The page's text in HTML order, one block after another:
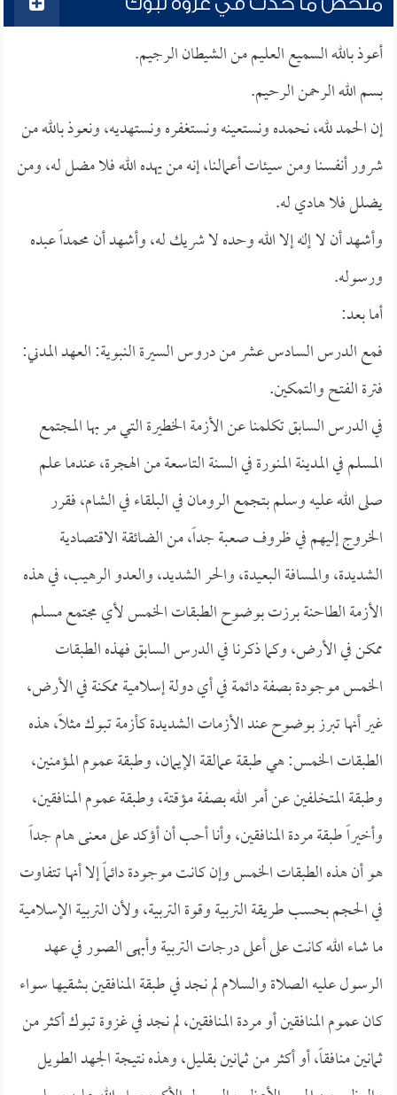
أعوذ بالله السميع العليم من الشيطان الرجيم.
بسم الله الرحمن الرحيم.
إن الحمد لله، نحمده ونستعينه ونستغفره ونستهديه، ونعوذ بالله من
شرور أنفسنا ومن سيئات أعمالنا، إنه من يهده الله فلا مضل له، ومن
يضلل فلا هادي له.
وأشهد أن لا إله إلا الله وحده لا شريك له، وأشهد أن محمداً عبده
ورسوله.
أما بعد:
فمع الدرس السادس عشر من دروس السيرة النبوية: العهد المدني:
فترة الفتح والتمكين.
في الدرس السابق تكلمنا عن الأزمة الخطيرة التي مر بها المجتمع
المسلم في المدينة المنورة في السنة التاسعة من الهجرة، عندما علم
صلى الله عليه وسلم بتجمع الرومان في البلقاء في الشام، فقرر
الخروج إليهم في ظروف صعبة جداً، من الضائقة الاقتصادية
الشديدة، والمسافة البعيدة، والحر الشديد، والعدو الرهيب، في هذه
الأزمة الطاحنة برزت بوضوح الطبقات الخمس لأي مجتمع مسلم
ممكن في الأرض، وكما ذكرنا في الدرس السابق فهذه الطبقات
الخمس موجودة بصفة دائمة في أي دولة إسلامية ممكنة في الأرض،
غير أنها تبرز بوضوح عند الأزمات الشديدة كأزمة تبوك مثلاً، هذه
الطبقات الخمس: هي طبقة عمالقة الإيمان، وطبقة عموم المؤمنين،
وطبقة المتخلفين عن أمر الله بصفة مؤقتة، وطبقة عموم المنافقين،
وأخيراً طبقة مردة المنافقين، وأنا أحب أن أؤكد على معنى هام جداً
هو أن هذه الطبقات الخمس وإن كانت موجودة دائماً إلا أنها تتفاوت
في الحجم بحسب طريقة التربية وقوة التربية، ولأن التربية الإسلامية
ما شاء الله كانت على أعلى درجات التربية وأبهى الصور في عهد
الرسول عليه الصلاة والسلام لم نجد في طبقة المنافقين بشقيها سواء
كان عموم المنافقين أو مردة المنافقين، لم نجد في غزوة تبوك أكثر من
ثمانين منافقاً، أو أكثر من ثمانين بقليل، وهذه نتيجة الجهد الطويل